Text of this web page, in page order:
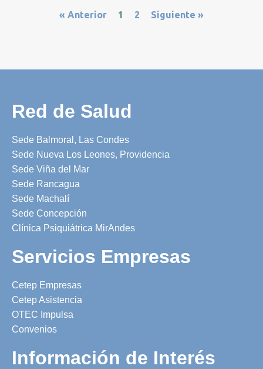
« Anterior 1 2 Siguiente »
Red de Salud
Sede Balmoral, Las Condes
Sede Nueva Los Leones, Providencia
Sede Viña del Mar
Sede Rancagua
Sede Machalí
Sede Concepción
Clínica Psiquiátrica MirAndes
Servicios Empresas
Cetep Empresas
Cetep Asistencia
OTEC Impulsa
Convenios
Información de Interés